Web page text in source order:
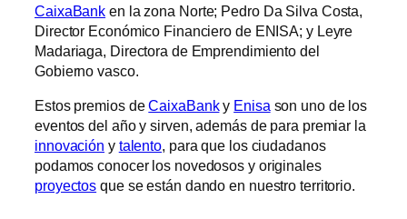
CaixaBank en la zona Norte; Pedro Da Silva Costa,
Director Económico Financiero de ENISA; y Leyre
Madariaga, Directora de Emprendimiento del
Gobierno vasco.
Estos premios deCaixaBanky Enisa son uno de los
eventos del año y sirven, además de para premiar la
innovación y talento, para que los ciudadanos
podamos conocer los novedosos y originales
proyectos que se están dando en nuestro territorio.